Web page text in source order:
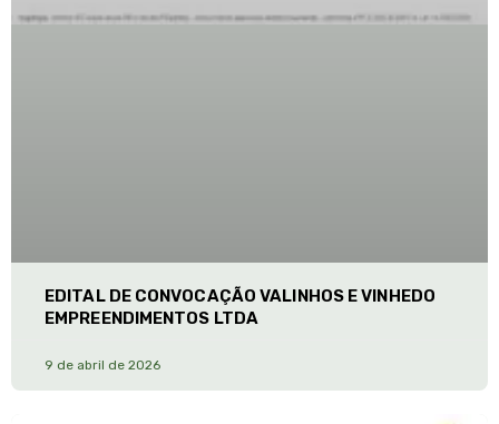
EDITAL DE CONVOCAÇÃO VALINHOS E VINHEDO
EMPREENDIMENTOS LTDA
9 de abril de 2026